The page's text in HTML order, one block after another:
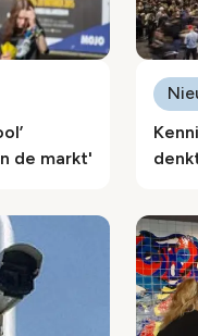
de markt'